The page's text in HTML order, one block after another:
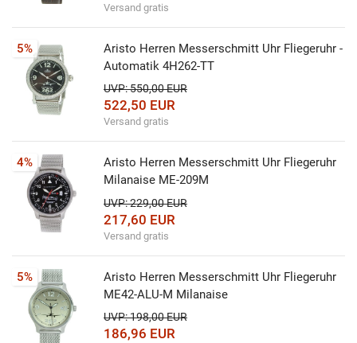
Versand gratis
Aristo Herren Messerschmitt Uhr Fliegeruhr -
Automatik 4H262-TT
UVP: 550,00 EUR
522,50 EUR
Versand gratis
5%
Aristo Herren Messerschmitt Uhr Fliegeruhr
Milanaise ME-209M
UVP: 229,00 EUR
217,60 EUR
Versand gratis
4%
Aristo Herren Messerschmitt Uhr Fliegeruhr
ME42-ALU-M Milanaise
UVP: 198,00 EUR
186,96 EUR
5%